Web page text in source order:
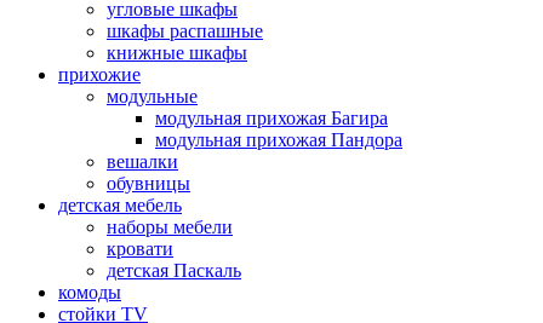
угловые шкафы
шкафы распашные
книжные шкафы
прихожие
модульные
модульная прихожая Багира
модульная прихожая Пандора
вешалки
обувницы
детская мебель
наборы мебели
кровати
детская Паскаль
комоды
стойки TV